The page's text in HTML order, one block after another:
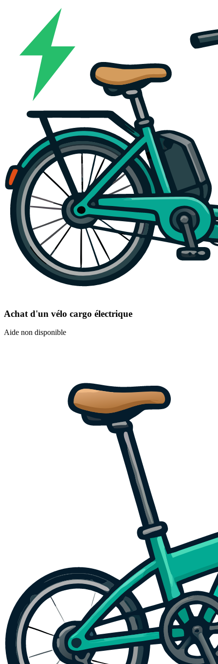
Achat d'un vélo cargo électrique
Aide non disponible